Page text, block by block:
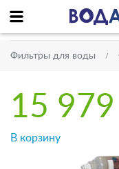
Фильтры для воды
15 979
В корзину